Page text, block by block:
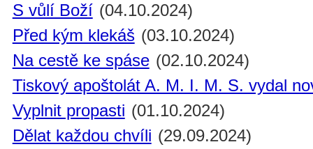
S vůlí Boží (04.10.2024)
Před kým klekáš (03.10.2024)
Na cestě ke spáse (02.10.2024)
Tiskový apoštolát A. M. I. M. S. vydal
Vyplnit propasti (01.10.2024)
Dělat každou chvíli (29.09.2024)